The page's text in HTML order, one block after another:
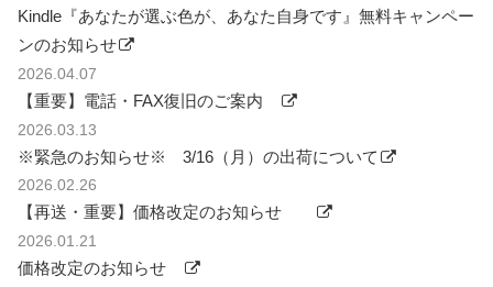
Kindle『あなたが選ぶ色が、あなた自身です』無料キャンペー
ンのお知らせ
2026.04.07
【重要】電話・FAX復旧のご案内
2026.03.13
※緊急のお知らせ※ 3/16（月）の出荷について
2026.02.26
【再送・重要】価格改定のお知らせ
2026.01.21
価格改定のお知らせ